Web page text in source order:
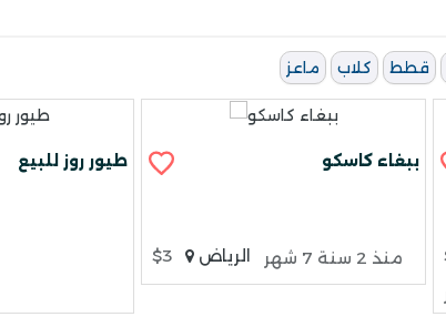
قطط كلاب ماعز
طيور روز للبيع ببغاء كاسكو
$3 الرياض منذ 2 سنة 7 شهر